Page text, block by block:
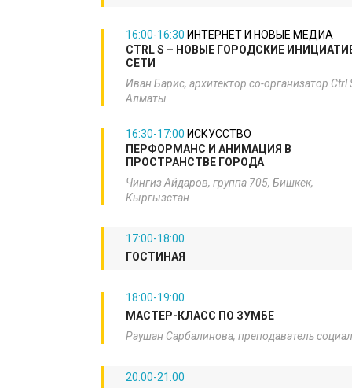
16:00-16:30 ИНТЕРНЕТ И НОВЫЕ МЕДИА
​CTRL S – НОВЫЕ ГОРОДСКИЕ
СЕТИ
Иван Барис, архитектор со-организатор Ctrl
Алматы​
16:30-17:00 ИСКУССТВО
​ПЕРФОРМАНС И АНИМАЦИЯ В
ПРОСТРАНСТВЕ ГОРОДА
Чингиз Айдаров, группа 705, Бишкек,
Кыргызстан​
17:00-18:00
ГОСТИНАЯ
18:00-19:00
МАСТЕР-КЛАСС ПО ЗУМБЕ
Раушан Сарбалинова, преподаватель
20:00-21:00